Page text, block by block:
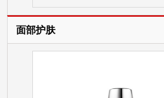
面部护肤